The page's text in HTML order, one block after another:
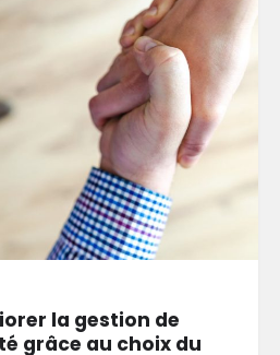
la gestion de
grâce au choix du